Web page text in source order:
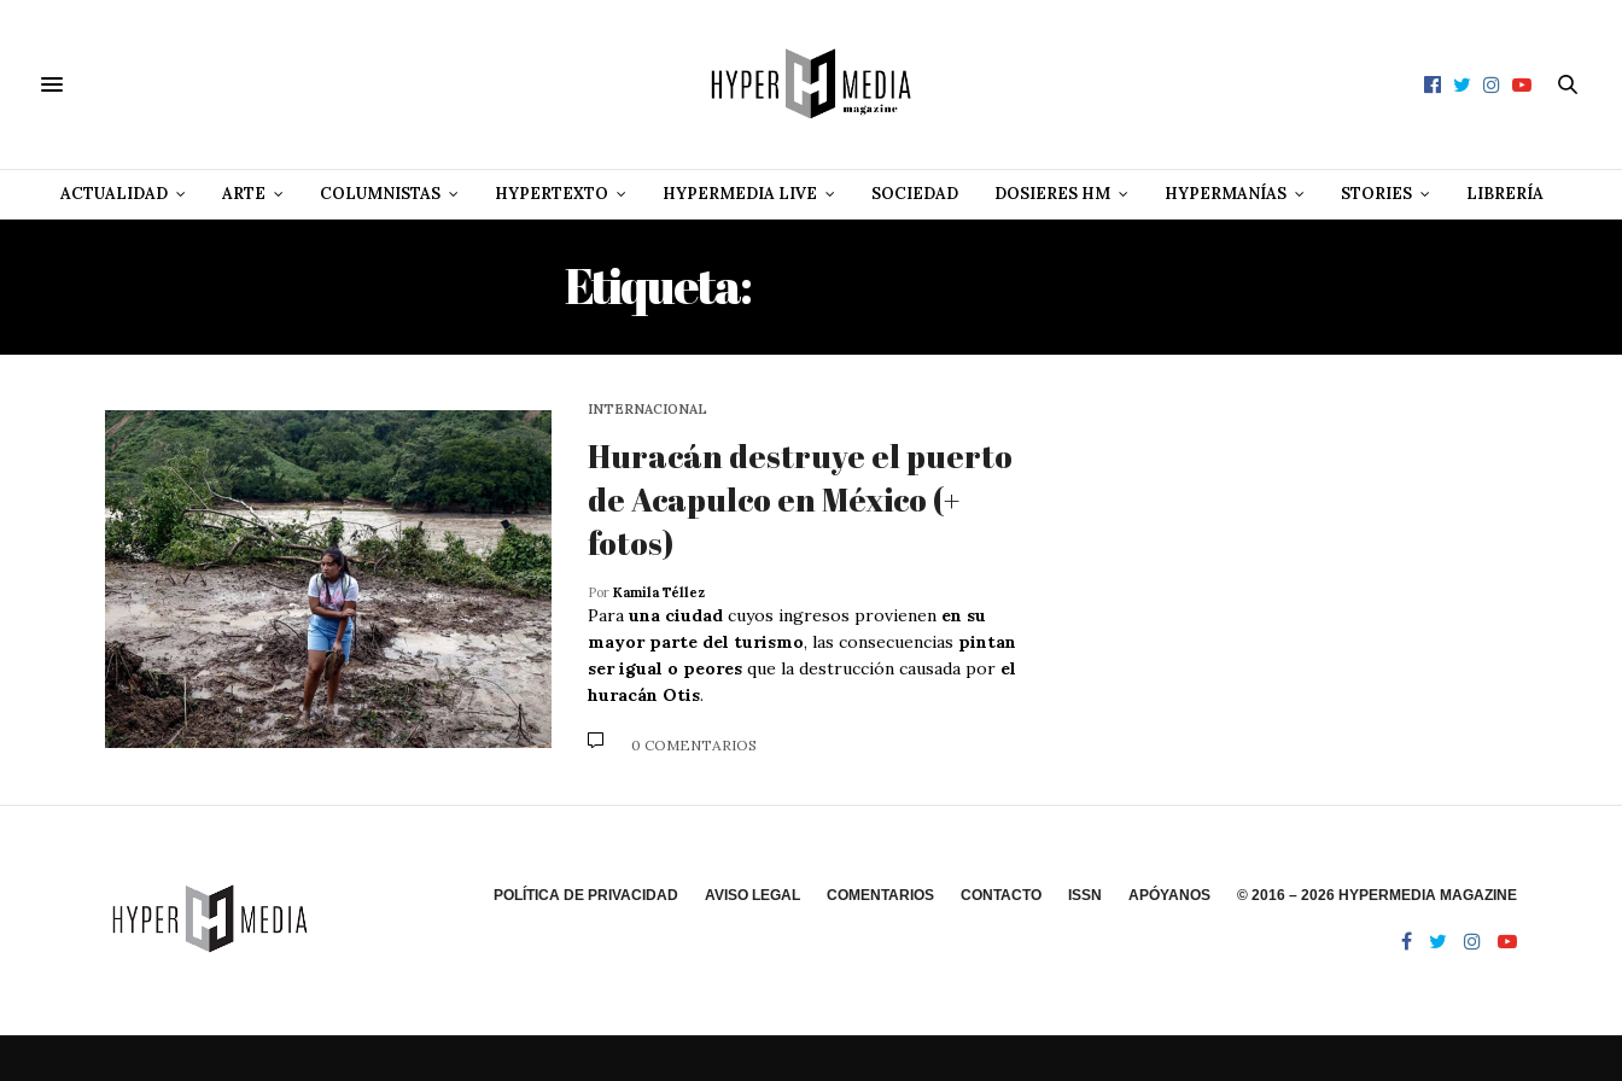
ACTUALIDAD ARTE COLUMNISTAS HYPERTEXTO HYPERMEDIA LIVE SOCIEDAD DOSIERES HM HYPERMANÍAS STORIES LIBRERÍA
Etiqueta:
INTERNACIONAL
Huracán destruye el puerto
de Acapulco en México (+
fotos)
Por Kamila Téllez
Para una ciudad cuyos ingresos provienen en su
mayor parte del turismo, las consecuencias pintan
ser igual o peores que la destrucción causada por el
huracán Otis.
0 COMENTARIOS
POLÍTICA DE PRIVACIDAD AVISO LEGAL COMENTARIOS CONTACTO ISSN APÓYANOS © 2016 – 2026 HYPERMEDIA MAGAZINE